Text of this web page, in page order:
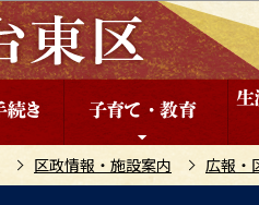
区政情報・施設案内 広報・